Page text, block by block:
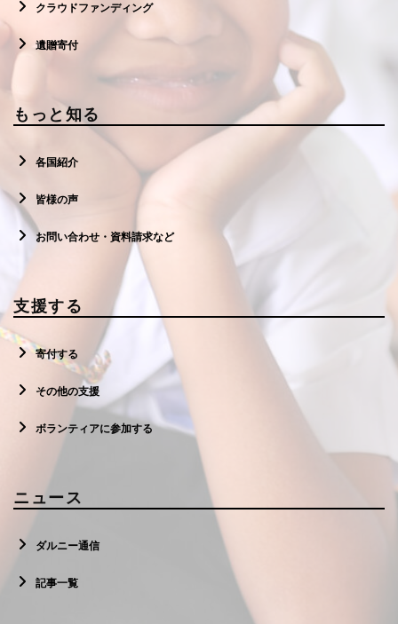
クラウドファンディング
遺贈寄付
もっと知る
各国紹介
皆様の声
お問い合わせ・資料請求など
支援する
寄付する
その他の支援
ボランティアに参加する
ニュース
ダルニー通信
記事一覧